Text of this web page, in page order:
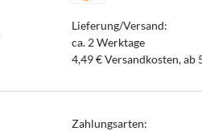
Lieferung/Versand:
ca. 2 Werktage
4,49 € Versandkosten,
Zahlungsarten: